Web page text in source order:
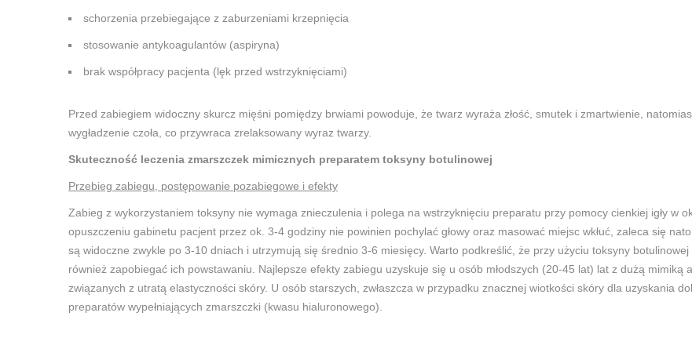
schorzenia przebiegające z zaburzeniami krzepnięcia
stosowanie antykoagulantów (aspiryna)
brak współpracy pacjenta (lęk przed wstrzyknięciami)
Przed zabiegiem widoczny skurcz mięśni pomiędzy brwiami powoduje, że twarz wyraża złość, smutek i zmartwienie,
wygładzenie czoła, co przywraca zrelaksowany wyraz twarzy.
Skuteczność leczenia zmarszczek mimicznych preparatem toksyny botulinowej
Przebieg zabiegu, postępowanie pozabiegowe i efekty
Zabieg z wykorzystaniem toksyny nie wymaga znieczulenia i polega na wstrzyknięciu preparatu przy pomocy cienkiej igły w
opuszczeniu gabinetu pacjent przez ok. 3-4 godziny nie powinien pochylać głowy oraz masować miejsc wkłuć, zaleca się
są widoczne zwykle po 3-10 dniach i utrzymują się średnio 3-6 miesięcy. Warto podkreślić, że przy użyciu toksyny
również zapobiegać ich powstawaniu. Najlepsze efekty zabiegu uzyskuje się u osób młodszych (20-45 lat) lat z dużą mimiką
związanych z utratą elastyczności skóry. U osób starszych, zwłaszcza w przypadku znacznej wiotkości skóry dla uzyskania
preparatów wypełniających zmarszczki (kwasu hialuronowego).